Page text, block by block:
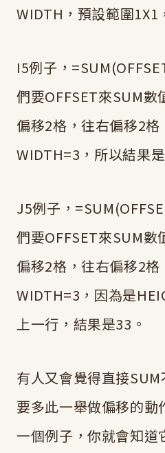
WIDTH，預設範圍1X1
I5例子，
們要OFFSET來SUM
偏移2格，往右偏移2格
WIDTH=3，所以結果
J5例子，
們要OFFSET來SUM
偏移2格，往右偏移2格
WIDTH=3，因為是
上一行，結果是33。
有人又會覺得直接
要多此一舉做偏移的動
一個例子，你就會知道